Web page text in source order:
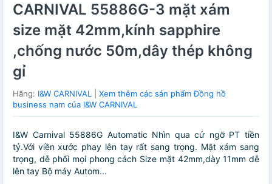
CARNIVAL 55886G-3 mặt xám
size mặt 42mm,kính sapphire
,chống nước 50m,dây thép không
gỉ
Hãng: I&W CARNIVAL
Xem thêm các sản phẩm Đồng hồ
business nam của I&W CARNIVAL
I&W Carnival 55886G Automatic Nhìn qua cứ ngỡ PT tiền
tỷ.Với viền xước phay lên tay rất sang trọng.️ Mặt xám sang
trọng, dễ phối mọi phong cách️ Size mặt 42mm,dày 11mm dễ
lên tay️ Bộ máy Autom...